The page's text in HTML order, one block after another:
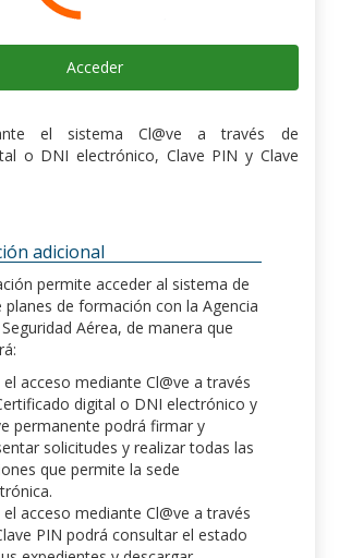
Acceder
el sistema Cl@ve a través de
o DNI electrónico, Clave PIN y Clave
adicional
permite acceder al sistema de
planes de formación con la Agencia
Aérea, de manera que
el acceso mediante Cl@ve a través
digital o DNI electrónico y
permanente podrá firmar y
solicitudes y realizar todas las
que permite la sede
el acceso mediante Cl@ve a través
PIN podrá consultar el estado